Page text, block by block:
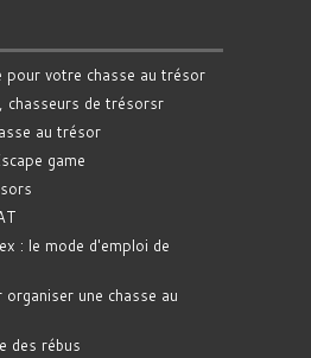
votre chasse au trésor
chasseurs de trésorsr
au trésor
game
: le mode d'emploi de
organiser une chasse au
des rébus